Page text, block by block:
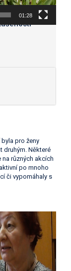
01:28
pro ženy
druhým. Některé
různých akcích
po mnoho
či vypomáhaly s